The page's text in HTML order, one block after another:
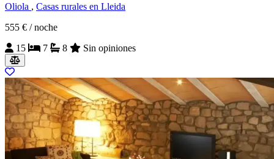
Oliola , Casas rurales en Lleida
555 € / noche
15
7 8 Sin opiniones